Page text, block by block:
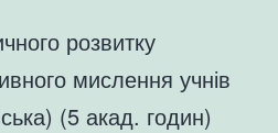
розвитку
мислення учнів
(5 акад. годин)